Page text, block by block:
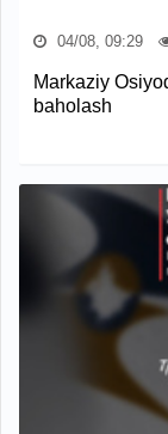
04/08, 09:29
Markaziy
baholash